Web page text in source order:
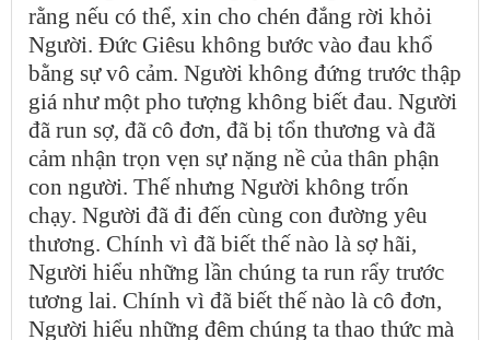
rằng nếu có thể, xin cho chén đắng rời khỏi
Người. Đức Giêsu không bước vào đau khổ
bằng sự vô cảm. Người không đứng trước thập
giá như một pho tượng không biết đau. Người
đã run sợ, đã cô đơn, đã bị tổn thương và đã
cảm nhận trọn vẹn sự nặng nề của thân phận
con người. Thế nhưng Người không trốn
chạy. Người đã đi đến cùng con đường yêu
thương. Chính vì đã biết thế nào là sợ hãi,
Người hiểu những lần chúng ta run rẩy trước
tương lai. Chính vì đã biết thế nào là cô đơn,
Người hiểu những đêm chúng ta thao thức mà